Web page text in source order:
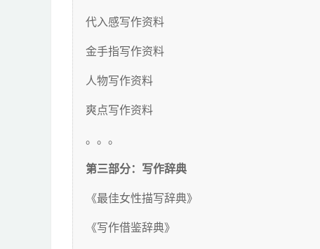
代入感写作资料
金手指写作资料
人物写作资料
爽点写作资料
。。。
第三部分：写作辞典
《最佳女性描写辞典》
《写作借鉴辞典》